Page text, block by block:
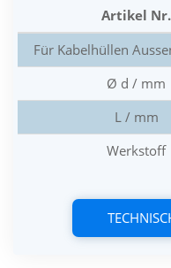
Artikel Nr.
Für Kabelhüllen
Ø d / mm
L / mm
Werkstoff